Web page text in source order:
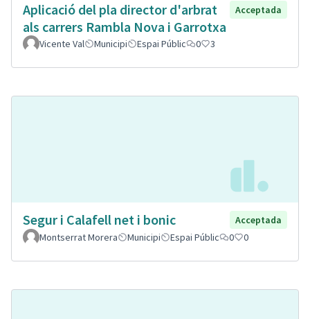
Aplicació del pla director d'arbrat
als carrers Rambla Nova i Garrotxa
Acceptada
Vicente Val Municipi Espai Públic 0 3
Segur i Calafell net i bonic
Acceptada
Montserrat Morera
Municipi Espai Públic 0 0